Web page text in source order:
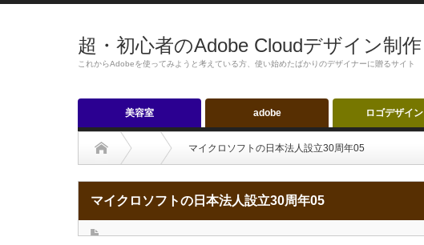
超・初心者のAdobe Cloudデザイン制作
これからAdobeを使ってみようと考えている方、使い始めたばかりのデザイナーに贈るサイト
美容室 adobe ロゴデザイン
マイクロソフトの日本法人設立30周年05
マイクロソフトの日本法人設立30周年05